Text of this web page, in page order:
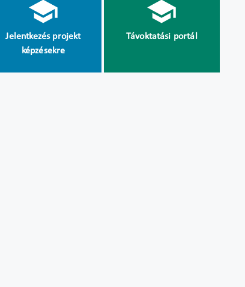
Jelentkezés projekt
képzésekre
Távoktatási portál